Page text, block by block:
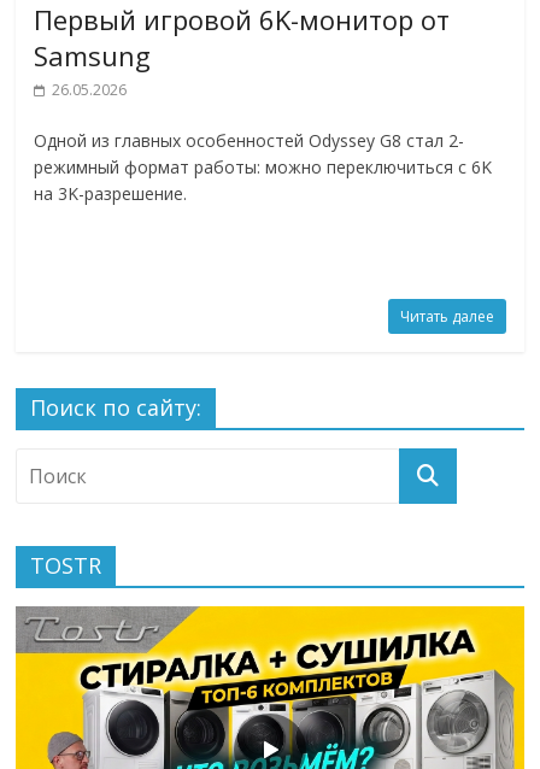
Первый игровой 6K-монитор от
Samsung
26.05.2026
Одной из главных особенностей Odyssey G8 стал 2-
режимный формат работы: можно переключиться с 6K
на 3K-разрешение.
Читать далее
Поиск по сайту:
TOSTR